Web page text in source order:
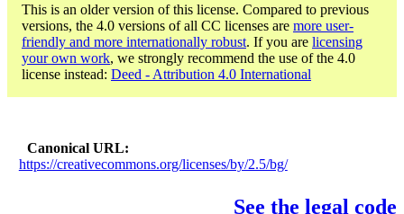
This is an older version of this license. Compared to previous
versions, the 4.0 versions of all CC licenses are more user-
friendly and more internationally robust. If you are licensing
your own work, we strongly recommend the use of the 4.0
license instead: Deed - Attribution 4.0 International
Canonical URL
https://creativecommons.org/licenses/by/2.5/bg/
See the legal code